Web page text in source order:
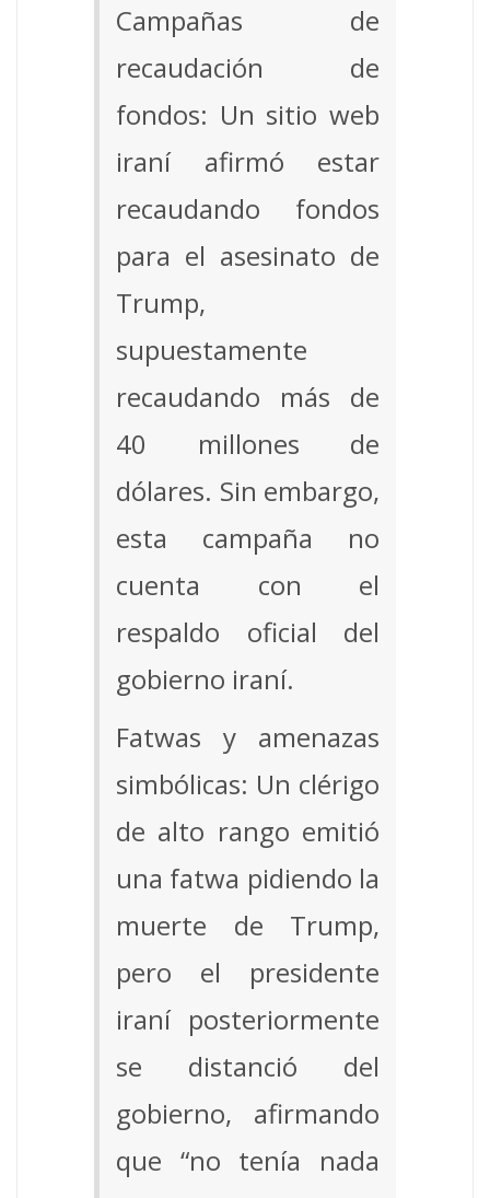
Campañas de
recaudación de
fondos: Un sitio web
iraní afirmó estar
recaudando fondos
para el asesinato de
Trump,
supuestamente
recaudando más de
40 millones de
dólares. Sin embargo,
esta campaña no
cuenta con el
respaldo oficial del
gobierno iraní.
Fatwas y amenazas
simbólicas: Un clérigo
de alto rango emitió
una fatwa pidiendo la
muerte de Trump,
pero el presidente
iraní posteriormente
se distanció del
gobierno, afirmando
que “no tenía nada